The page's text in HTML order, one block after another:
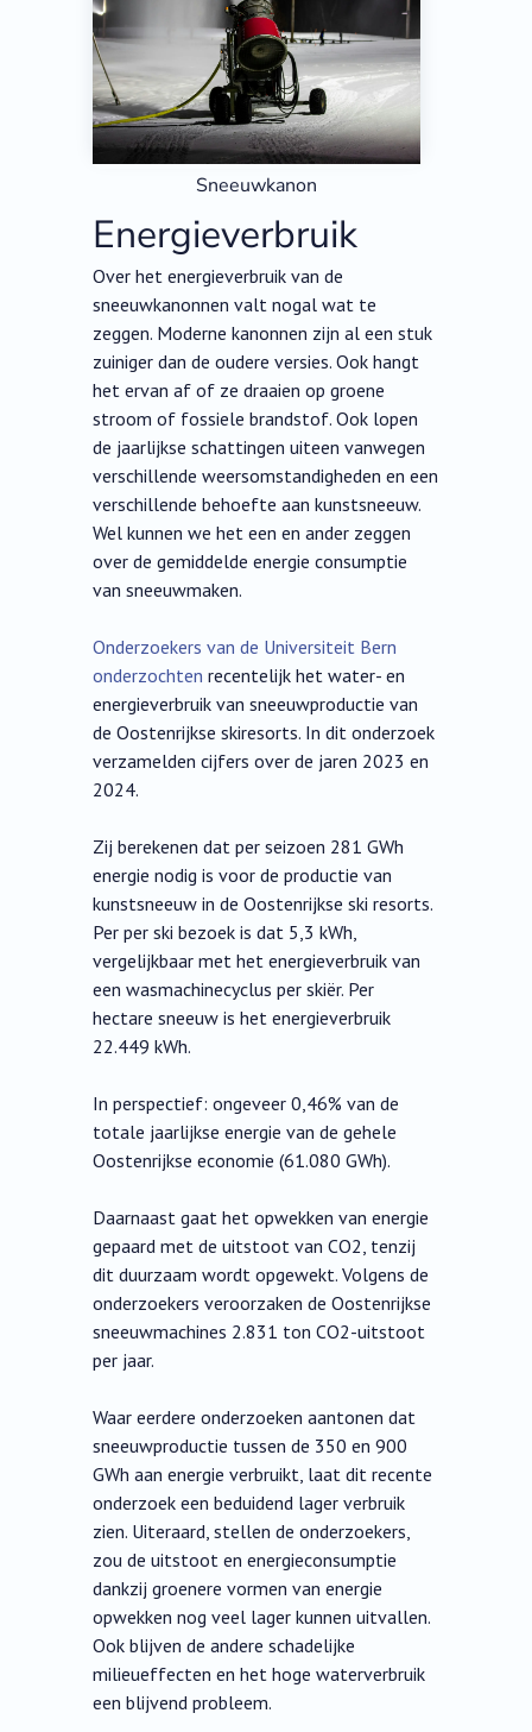
Sneeuwkanon
Energieverbruik
Over het energieverbruik van de
sneeuwkanonnen valt nogal wat te
zeggen. Moderne kanonnen zijn al een stuk
zuiniger dan de oudere versies. Ook hangt
het ervan af of ze draaien op groene
stroom of fossiele brandstof. Ook lopen
de jaarlijkse schattingen uiteen vanwegen
verschillende weersomstandigheden en een
verschillende behoefte aan kunstsneeuw.
Wel kunnen we het een en ander zeggen
over de gemiddelde energie consumptie
van sneeuwmaken.
Onderzoekers van de Universiteit Bern
onderzochten recentelijk het water- en
energieverbruik van sneeuwproductie van
de Oostenrijkse skiresorts. In dit onderzoek
verzamelden cijfers over de jaren 2023 en
2024.
Zij berekenen dat per seizoen 281 GWh
energie nodig is voor de productie van
kunstsneeuw in de Oostenrijkse ski resorts.
Per per ski bezoek is dat 5,3 kWh,
vergelijkbaar met het energieverbruik van
een wasmachinecyclus per skiër. Per
hectare sneeuw is het energieverbruik
22.449 kWh.
In perspectief: ongeveer 0,46% van de
totale jaarlijkse energie van de gehele
Oostenrijkse economie (61.080 GWh).
Daarnaast gaat het opwekken van energie
gepaard met de uitstoot van CO2, tenzij
dit duurzaam wordt opgewekt. Volgens de
onderzoekers veroorzaken de Oostenrijkse
sneeuwmachines 2.831 ton CO2-uitstoot
per jaar.
Waar eerdere onderzoeken aantonen dat
sneeuwproductie tussen de 350 en 900
GWh aan energie verbruikt, laat dit recente
onderzoek een beduidend lager verbruik
zien. Uiteraard, stellen de onderzoekers,
zou de uitstoot en energieconsumptie
dankzij groenere vormen van energie
opwekken nog veel lager kunnen uitvallen.
Ook blijven de andere schadelijke
milieueffecten en het hoge waterverbruik
een blijvend probleem.